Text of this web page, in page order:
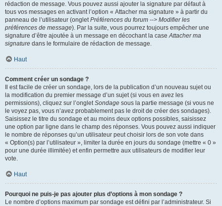
rédaction de message. Vous pouvez aussi ajouter la signature par défaut à
tous vos messages en activant l’option « Attacher ma signature » à partir du
panneau de l’utilisateur (ongletPréférences du forum --> Modifier les
préférences de message). Par la suite, vous pourrez toujours empêcher une
signature d’être ajoutée à un message en décochant la caseAttacher ma
signature dans le formulaire de rédaction de message.
Haut
Comment créer un sondage ?
Il est facile de créer un sondage, lors de la publication d’un nouveau sujet ou
la modification du premier message d’un sujet (si vous en avez les
permissions), cliquez sur l’ongletSondage sous la partie message (si vous ne
le voyez pas, vous n’avez probablement pas le droit de créer des sondages).
Saisissez le titre du sondage et au moins deux options possibles, saisissez
une option par ligne dans le champ des réponses. Vous pouvez aussi indiquer
le nombre de réponses qu’un utilisateur peut choisir lors de son vote dans
« Option(s) par l’utilisateur », limiter la durée en jours du sondage (mettre « 0 »
pour une durée illimitée) et enfin permettre aux utilisateurs de modifier leur
vote.
Haut
Pourquoi ne puis-je pas ajouter plus d’options à mon sondage ?
Le nombre d’options maximum par sondage est défini par l’administrateur. Si